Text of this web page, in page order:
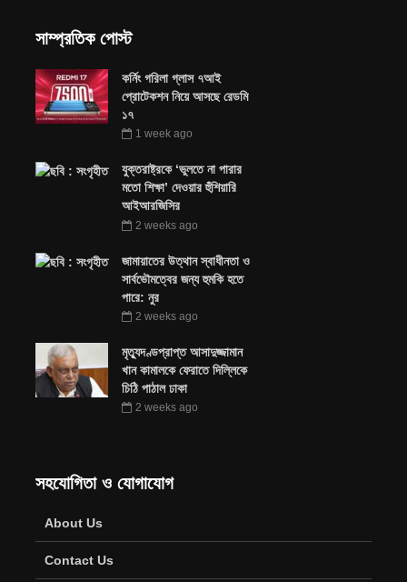
সাম্প্রতিক পোস্ট
কর্নিং গরিলা গ্লাস ৭আই
প্রোটেকশন নিয়ে আসছে রেডমি
১৭
1 week ago
যুক্তরাষ্ট্রকে ‘ভুলতে না পারার
মতো শিক্ষা’ দেওয়ার হুঁশিয়ারি
আইআরজিসির
2 weeks ago
জামায়াতের উত্থান স্বাধীনতা ও
সার্বভৌমত্বের জন্য হুমকি হতে
পারে: নুর
2 weeks ago
মৃত্যুদণ্ডপ্রাপ্ত আসাদুজ্জামান
খান কামালকে ফেরাতে দিল্লিকে
চিঠি পাঠাল ঢাকা
2 weeks ago
সহযোগিতা ও যোগাযোগ
About Us
Contact Us